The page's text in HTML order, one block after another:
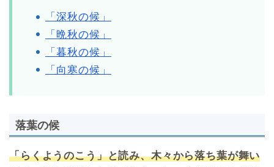
「深秋の候」
「晩秋の候」
「暮秋の候」
「向寒の候」
落葉の候
「らくようのこう」と読み、木々から落ち葉が舞い